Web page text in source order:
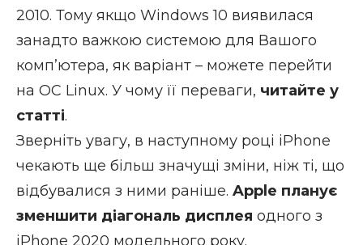
2010. Тому якщо Windows 10 виявилася
занадто важкою системою для Вашого
комп’ютера, як варіант – можете перейти
на ОС Linux. У чому її переваги, читайте у
статті.
Зверніть увагу, в наступному році iPhone
чекають ще більш значущі зміни, ніж ті, що
відбувалися з ними раніше. Apple планує
зменшити діагональ дисплея одного з
iPhone 2020 модельного року.